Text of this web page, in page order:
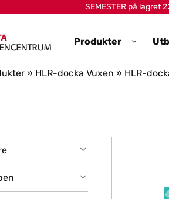
SEMESTER på lagret
Produkter
»HLR-docka Vuxen»HLR-